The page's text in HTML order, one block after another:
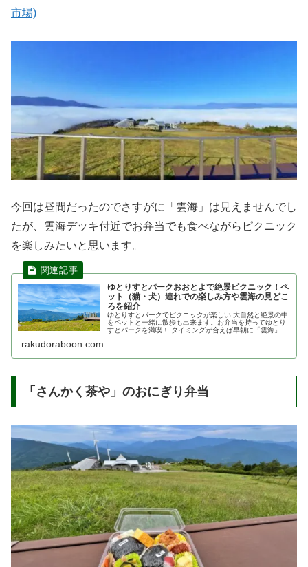
市場)
今回は昼間だったのでさすがに「雲海」は見えませんでし
たが、雲海デッキ付近でお弁当でも食べながらピクニック
を楽しみたいと思います。
ゆとりすとパークおおとよで絶景ピクニック！ペ
ット（猫・犬）連れでの楽しみ方や雲海の見どこ
ろを紹介
ゆとりすとパークでピクニックが楽しい 大自然と絶景の中
をペットと一緒に散歩も出来ます。お弁当を持ってゆとり
すとパークを満喫！ タイミングが合えば早朝に「雲海」を
rakudoraboon.com
「さんかく茶や」のおにぎり弁当